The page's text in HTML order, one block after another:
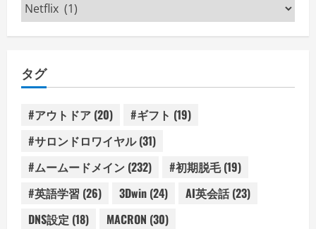
カ
テ
ゴ
ー
タグ
#アウトドア (20) #ギフト (19)
#サロンドロワイヤル(31)
#ムームードメイン (232) #初期脱毛(19)
#英語学習 (26) 3Dwin (24) AI英会話(23)
DNS設定 (18) MACRON (30)